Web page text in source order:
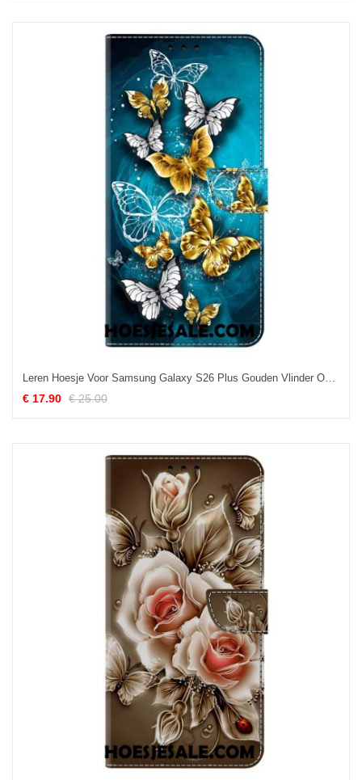
Leren Hoesje Voor Samsung Galaxy S26 Plus Gouden Vlinder Op Groen
€ 17.90 € 25.00